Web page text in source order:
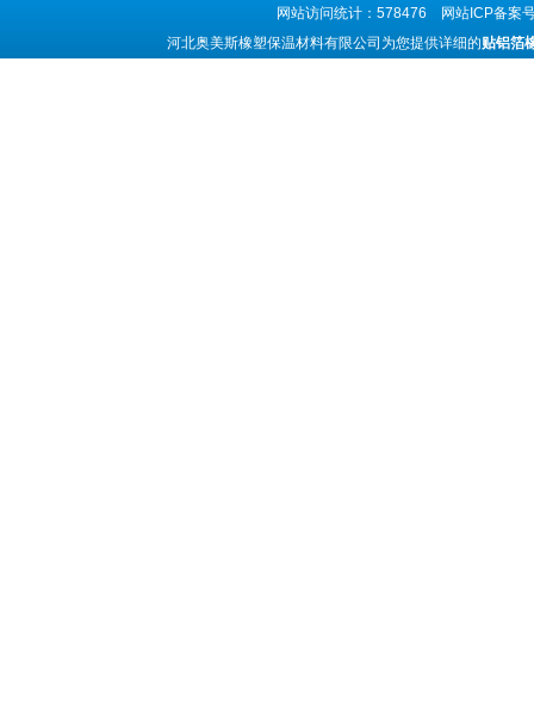
网站访问统计：578476 网站ICP备案
河北奥美斯橡塑保温材料有限公司为您提供详细的贴铝箔